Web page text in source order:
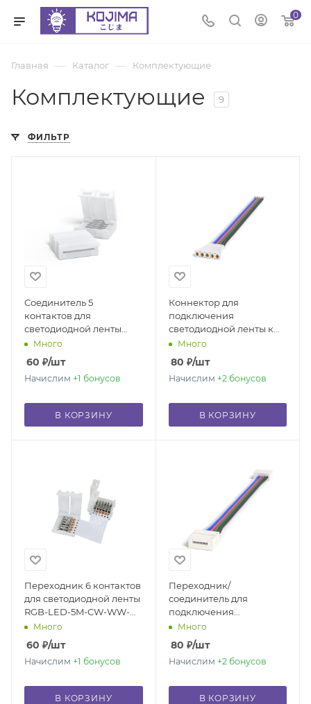
0
Главная — Каталог — Комплектующие
Комплектующие 9
ФИЛЬТР
Соединитель 5
контактов для
светодиодной ленты
RGBIC-LED-5M-CW-WW-
Много
60 ₽/шт
Начислим +1 бонусов
В КОРЗИНУ
Коннектор для
подключения
светодиодной ленты к
контроллеру 5 PIN
Много
80 ₽/шт
Начислим +2 бонусов
В КОРЗИНУ
Переходник 6 контактов
для светодиодной ленты
RGB-LED-5M-CW-WW-
STRIP Г-образный
Много
60 ₽/шт
Начислим +1 бонусов
В КОРЗИНУ
Переходник/
соединитель для
подключения
светодиодной ленты к
контроллеру 5 PIN
Много
80 ₽/шт
Начислим +2 бонусов
В КОРЗИНУ